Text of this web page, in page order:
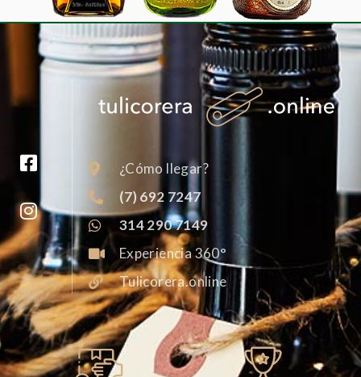
¿Cómo llegar?
(7) 692 7247
314 290 7149
Experiencia 360°
Tulicorera.online